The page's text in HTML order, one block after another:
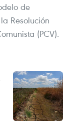
de
Resolución
(PCV).